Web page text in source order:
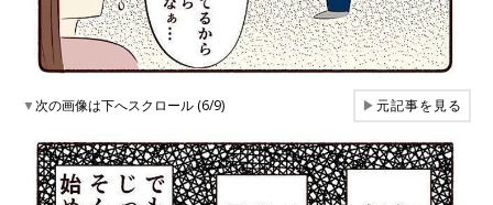
▼次の画像は下へスクロール (6/9) ▶元記事を見る